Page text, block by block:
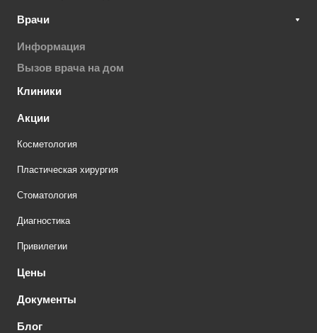
Врачи
Информация
Вызов врача на дом
Клиники
Акции
Косметология
Пластическая хирургия
Стоматология
Диагностика
Привилегии
Цены
Документы
Блог